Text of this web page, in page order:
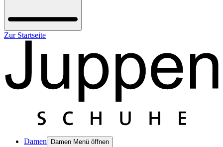
Zur Startseite
Damen Damen Menü öffnen